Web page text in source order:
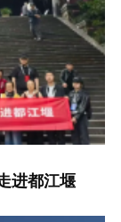
进都江堰